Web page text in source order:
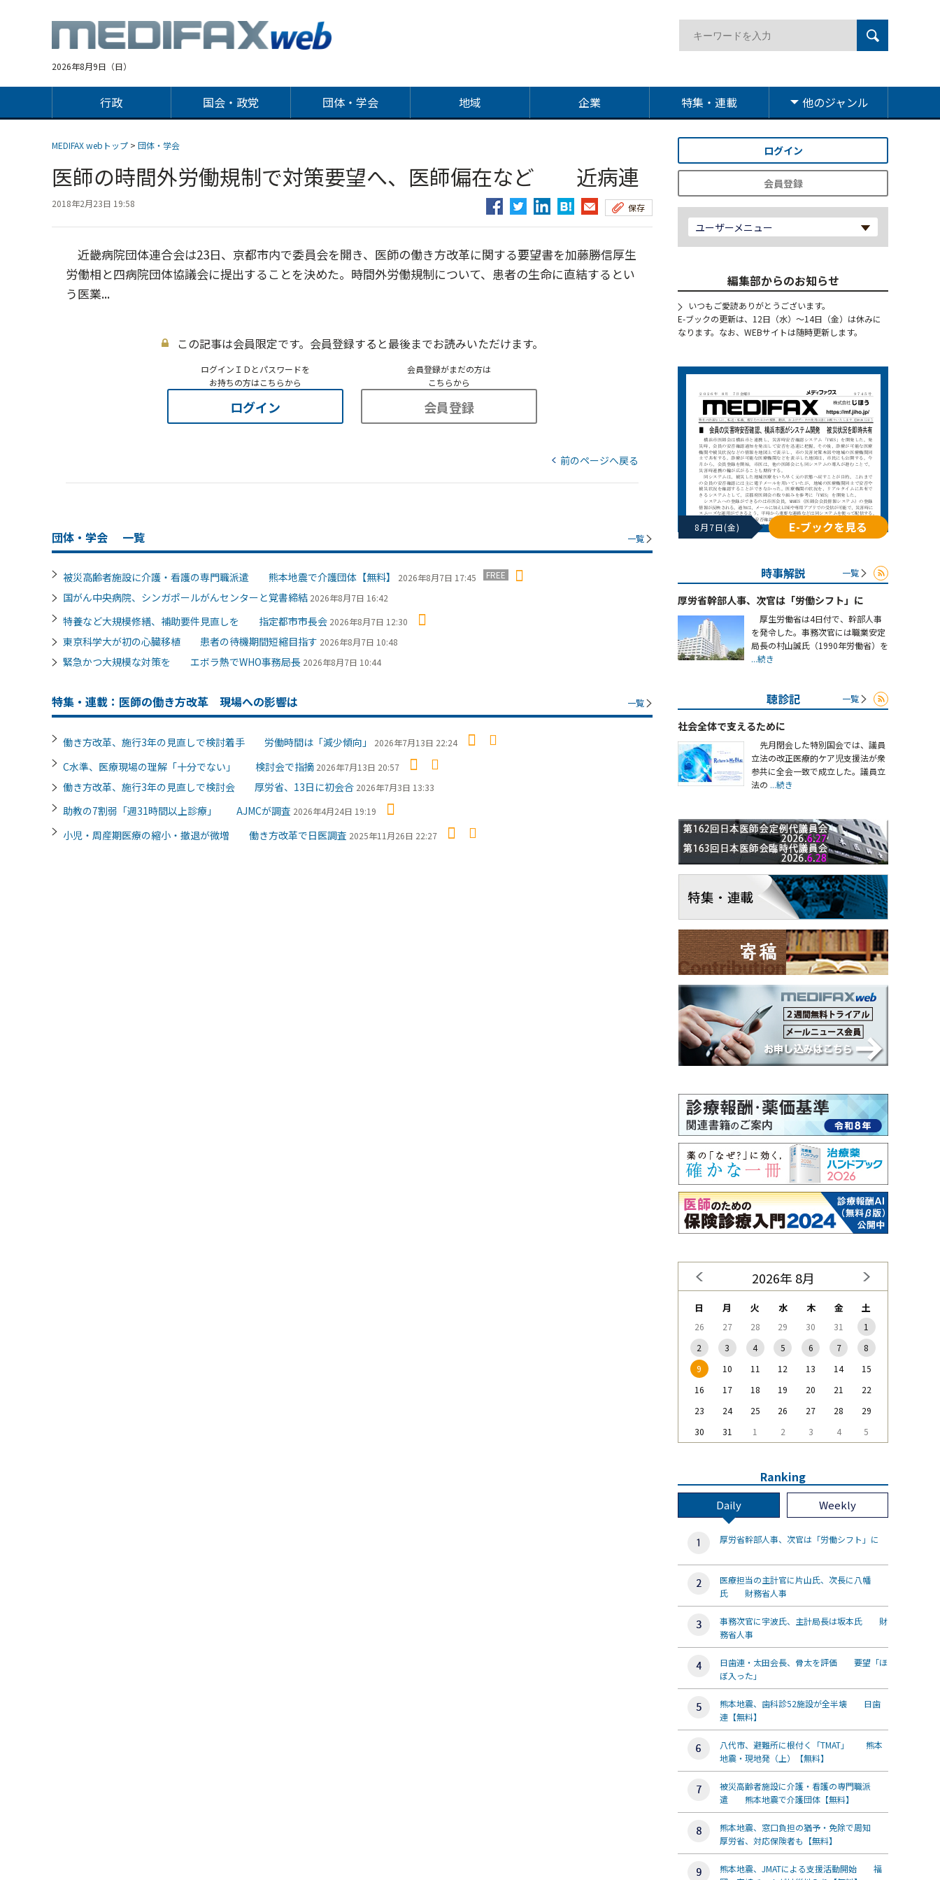
2026年8月9日（日）
行政 国会・政党 団体・学会 地域 企業 特集・連載 他のジャンル
MEDIFAX webトップ > 団体・学会
医師の時間外労働規制で対策要望へ、医師偏在など 近病連
2018年2月23日 19:58 保存
近畿病院団体連合会は23日、京都市内で委員会を開き、医師の働き方改革に関する要望書を加藤勝信厚生
労働相と四病院団体協議会に提出することを決めた。時間外労働規制について、患者の生命に直結するとい
う医業...
この記事は会員限定です。会員登録すると最後までお読みいただけます。
ログインＩＤとパスワードを
お持ちの方はこちらから
ログイン
会員登録がまだの方は
こちらから
会員登録
前のページへ戻る
団体・学会 一覧 一覧
被災高齢者施設に介護・看護の専門職派遣 熊本地震で介護団体【無料】 2026年8月7日 17:45 FREE
国がん中央病院、シンガポールがんセンターと覚書締結 2026年8月7日 16:42
特養など大規模修繕、補助要件見直しを 指定都市市長会 2026年8月7日 12:30
東京科学大が初の心臓移植 患者の待機期間短縮目指す 2026年8月7日 10:48
緊急かつ大規模な対策を エボラ熱でWHO事務局長 2026年8月7日 10:44
特集・連載：医師の働き方改革 現場への影響は 一覧
働き方改革、施行3年の見直しで検討着手 労働時間は「減少傾向」 2026年7月13日 22:24
C水準、医療現場の理解「十分でない」 検討会で指摘 2026年7月13日 20:57
働き方改革、施行3年の見直しで検討会 厚労省、13日に初会合 2026年7月3日 13:33
助教の7割弱「週31時間以上診療」 AJMCが調査 2026年4月24日 19:19
小児・周産期医療の縮小・撤退が微増 働き方改革で日医調査 2025年11月26日 22:27
ログイン
会員登録
ユーザーメニュー
編集部からのお知らせ
いつもご愛読ありがとうございます。
E-ブックの更新は、12日（水）～14日（金）は休みに
なります。なお、WEBサイトは随時更新します。
8月7日(金) E-ブックを見る
時事解説 一覧
厚労省幹部人事、次官は「労働シフト」に
厚生労働省は4日付で、幹部人事
を発令した。事務次官には職業安定
局長の村山誠氏（1990年労働省）を
...続き
聴診記 一覧
社会全体で支えるために
先月閉会した特別国会では、議員
立法の改正医療的ケア児支援法が衆
参共に全会一致で成立した。議員立
法の ...続き
2026年 8月
日 月 火 水 木 金 土
26 27 28 29 30 31
1
2
3 4 5 6 7
8
9
10 11 12 13 14
15
16
17 18 19 20 21
22
23
24 25 26 27 28
29
30
31 1 2 3 4 5
Ranking
Daily Weekly
厚労省幹部人事、次官は「労働シフト」に
医療担当の主計官に片山氏、次長に八幡
氏 財務省人事
事務次官に宇波氏、主計局長は坂本氏 財
務省人事
日歯連・太田会長、骨太を評価 要望「ほ
ぼ入った」
熊本地震、歯科診52施設が全半壊 日歯
連【無料】
八代市、避難所に根付く「TMAT」 熊本
地震・現地発（上）【無料】
被災高齢者施設に介護・看護の専門職派
遣 熊本地震で介護団体【無料】
熊本地震、窓口負担の猶予・免除で周知
厚労省、対応保険者も【無料】
熊本地震、JMATによる支援活動開始 福